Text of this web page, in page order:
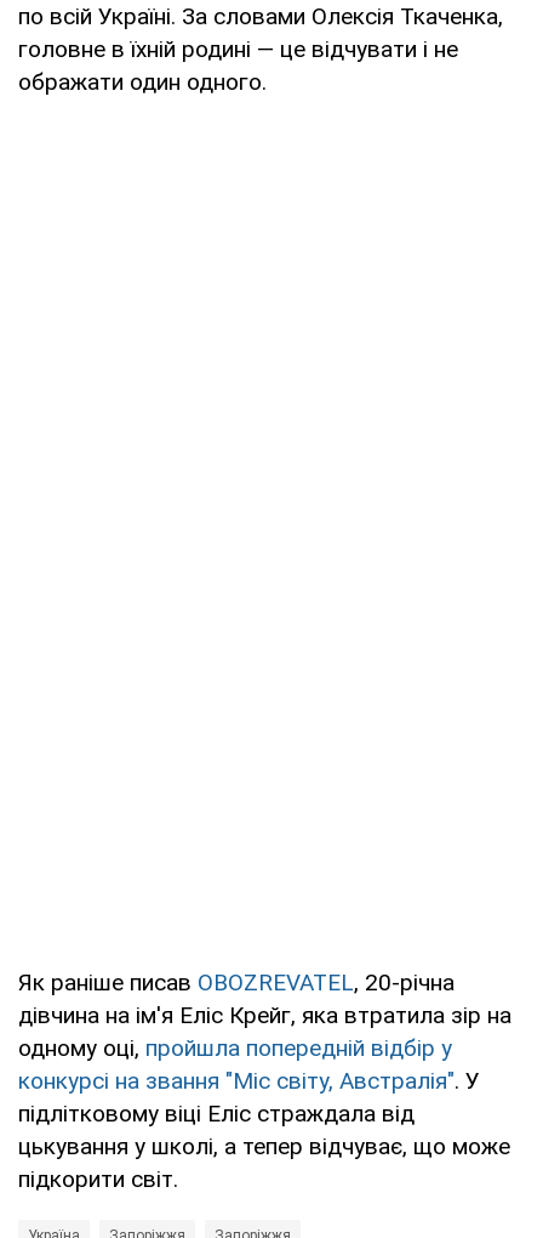
по всій Україні. За словами Олексія Ткаченка,
головне в їхній родині — це відчувати і не
ображати один одного.
Як раніше писав OBOZREVATEL, 20-річна
дівчина на ім'я Еліс Крейг, яка втратила зір на
одному оці, пройшла попередній відбір у
конкурсі на звання "Міс світу, Австралія". У
підлітковому віці Еліс страждала від
цькування у школі, а тепер відчуває, що може
підкорити світ.